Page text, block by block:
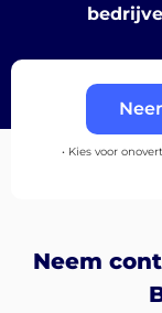
Nederlands
Aanmelden
• Kies voor
Neem